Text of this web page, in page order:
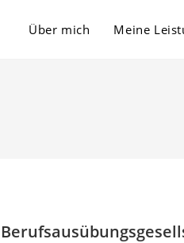
Über mich Meine